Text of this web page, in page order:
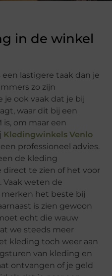
in de winkel
lastigere taak dan je
zo zijn
je ook vaak dat je bij
waar dit bij een
om maar een
Kledingwinkels Venlo
professioneel advies.
de kleding
direct te zien of het voor
Vaak weten de
het beste bij
is zien gewoon
echt die wauw
we steeds meer
kleding toch weer aan
van kleding en
ontvangen of je geld